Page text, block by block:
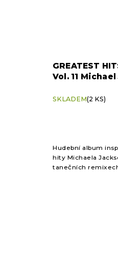
GREATEST
Vol. 11
SKLADEM(2 KS)
Hudební album
hity Michaela
tanečních